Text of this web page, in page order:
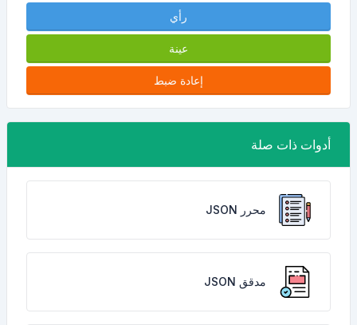
رأي
عينة
إعادة ضبط
أدوات ذات صلة
محرر JSON
مدقق JSON